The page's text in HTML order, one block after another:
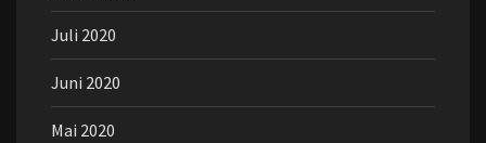
Juli 2020
Juni 2020
Mai 2020